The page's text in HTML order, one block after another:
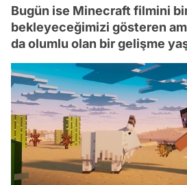
Bugün ise Minecraft filmini
bekleyeceğimizi gösteren
da olumlu olan bir gelişme